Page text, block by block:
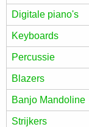
Digitale piano's
Keyboards
Percussie
Blazers
Banjo Mandoline
Strijkers